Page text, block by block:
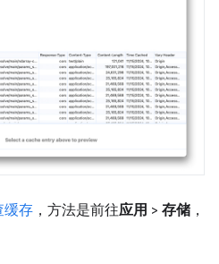
缓存 ，方法是前往应用 > 存储 ，